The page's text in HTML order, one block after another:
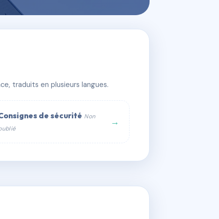
traduits en plusieurs langues.
de sécurité Non
→